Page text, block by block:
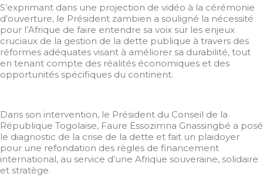
S’exprimant dans une projection de vidéo à la cérémonie
d’ouverture, le Président zambien a souligné la nécessité
pour l’Afrique de faire entendre sa voix sur les enjeux
cruciaux de la gestion de la dette publique à travers des
réformes adéquates visant à améliorer sa durabilité, tout
en tenant compte des réalités économiques et des
opportunités spécifiques du continent.
Dans son intervention, le Président du Conseil de la
République Togolaise, Faure Essozimna Gnassingbé a posé
le diagnostic de la crise de la dette et fait un plaidoyer
pour une refondation des règles de financement
international, au service d’une Afrique souveraine, solidaire
et stratège.